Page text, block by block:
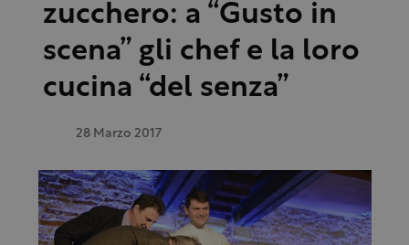
zucchero: a “Gusto in
scena” gli chef e la loro
cucina “del senza”
28 Marzo 2017